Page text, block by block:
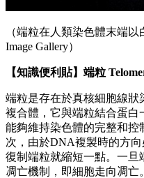
（端粒在人類染色體末端
Image Gallery）
【知識便利貼】端粒
端粒是存在於真核細胞線
複合體，它與端粒結合蛋白
能夠維持染色體的完整和控
次，由於DNA複製時的方
復制端粒就縮短一點。一旦
凋亡機制，即細胞走向凋